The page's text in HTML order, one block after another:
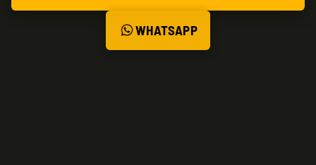
WHATSAPP